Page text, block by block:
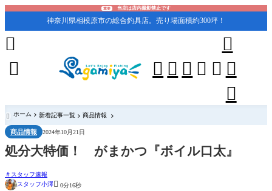
重要 当店は店内撮影禁止です
神奈川県相模原市の総合釣具店。売り場面積約300坪！
    





 ホーム 新着記事一覧 商品情報
商品情報 2024年10月21日
処分大特価！ がまかつ『ボイル口太』
スタッフ速報
スタッフ小澤 0分16秒